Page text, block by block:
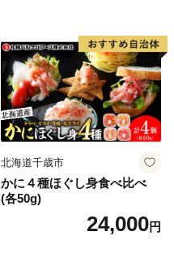
北海道千歳市
かに４種ほぐし身食べ比べ
(各50g)
24,000円